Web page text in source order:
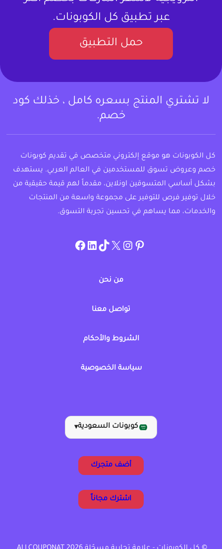
عبر تطبيق كل الكوبونات.
حمل التطبيق
لا تشتري المنتج بسعره كامل ، خذلك كود
خصم.
كل الكوبونات هو موقع إلكتروني متخصص في تقديم كوبونات
خصم وعروض تسوق للمستخدمين في العالم العربي. يستهدف
بشكل أساسي المتسوقين اونلاين، مقدماً لهم قيمة حقيقية من
خلال توفير فرص للتوفير على مجموعة واسعة من المنتجات
والخدمات، مما يساهم في تحسين تجربة التسوق.
pinterest
allcouponat
twitter
TikTok
linkedin
facebook
من نحن
تواصل معنا
الشروط والأحكام
سياسة الخصوصية
كوبونات السعودية▾
أضف متجرك
اشترك مجاناً